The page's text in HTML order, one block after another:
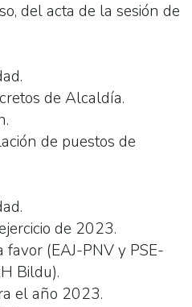
del acta de la sesión de
de Alcaldía.
de puestos de
de 2023.
(EAJ-PNV y PSE-
Bildu).
el año 2023.